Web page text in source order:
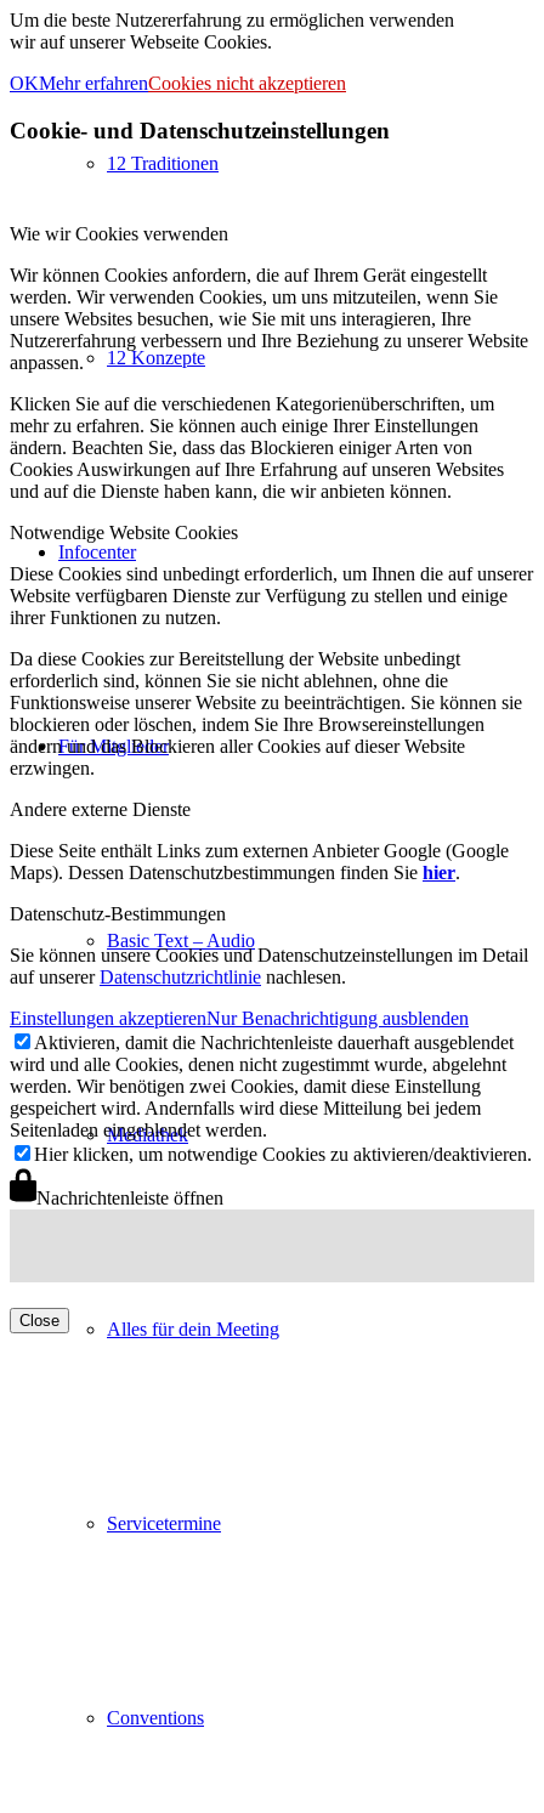
12 Traditionen
12 Konzepte
Infocenter
Für Mitglieder
Basic Text – Audio
Mediathek
Alles für dein Meeting
Servicetermine
Conventions
Um die beste Nutzererfahrung zu ermöglichen verwenden
wir auf unserer Webseite Cookies.
OKMehr erfahrenCookies nicht akzeptieren
Cookie- und Datenschutzeinstellungen
Wie wir Cookies verwenden
Wir können Cookies anfordern, die auf Ihrem Gerät eingestellt
werden. Wir verwenden Cookies, um uns mitzuteilen, wenn Sie
unsere Websites besuchen, wie Sie mit uns interagieren, Ihre
Nutzererfahrung verbessern und Ihre Beziehung zu unserer Website
anpassen.
Klicken Sie auf die verschiedenen Kategorienüberschriften, um
mehr zu erfahren. Sie können auch einige Ihrer Einstellungen
ändern. Beachten Sie, dass das Blockieren einiger Arten von
Cookies Auswirkungen auf Ihre Erfahrung auf unseren Websites
und auf die Dienste haben kann, die wir anbieten können.
Notwendige Website Cookies
Diese Cookies sind unbedingt erforderlich, um Ihnen die auf unserer
Website verfügbaren Dienste zur Verfügung zu stellen und einige
ihrer Funktionen zu nutzen.
Da diese Cookies zur Bereitstellung der Website unbedingt
erforderlich sind, können Sie sie nicht ablehnen, ohne die
Funktionsweise unserer Website zu beeinträchtigen. Sie können sie
blockieren oder löschen, indem Sie Ihre Browsereinstellungen
ändern und das Blockieren aller Cookies auf dieser Website
erzwingen.
Andere externe Dienste
Diese Seite enthält Links zum externen Anbieter Google (Google
Maps). Dessen Datenschutzbestimmungen finden Sie hier.
Datenschutz-Bestimmungen
Sie können unsere Cookies und Datenschutzeinstellungen im Detail
auf unsererDatenschutzrichtlinie nachlesen.
Einstellungen akzeptierenNur Benachrichtigung ausblenden
Aktivieren, damit die Nachrichtenleiste dauerhaft ausgeblendet
wird und alle Cookies, denen nicht zugestimmt wurde, abgelehnt
werden. Wir benötigen zwei Cookies, damit diese Einstellung
gespeichert wird. Andernfalls wird diese Mitteilung bei jedem
Seitenladen eingeblendet werden.
Hier klicken, um notwendige Cookies zu aktivieren/deaktivieren.
Nachrichtenleiste öffnen
Close